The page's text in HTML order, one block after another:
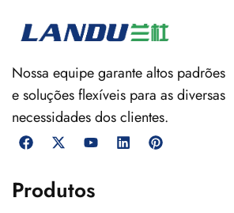
Nossa equipe garante altos padrões
e soluções flexíveis para as diversas
necessidades dos clientes.
Produtos